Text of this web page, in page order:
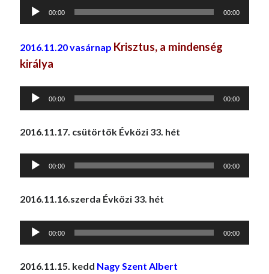
Audió
00:00 00:00
2016.11.20vasárnap Krisztus, a mindenség
királya
Audió
00:00 00:00
2016.11.17. csütörtök Évközi 33. hét
Audió
00:00 00:00
2016.11.16.szerda Évközi 33. hét
Audió
00:00 00:00
2016.11.15. kedd Nagy Szent Albert